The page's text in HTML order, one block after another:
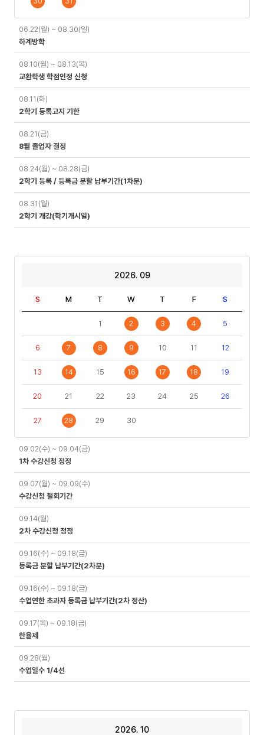
06.22(월) ~ 08.30(일)
하계방학
08.10(월) ~ 08.13(목)
교환학생 학점인정 신청
08.11(화)
2학기 등록고지 기한
08.21(금)
8월 졸업자 결정
08.24(월) ~ 08.28(금)
2학기 등록 / 등록금 분할 납부기간(1차분)
08.31(월)
2학기 개강(학기개시일)
2026. 09
S M T W T F S
1 2 3 4 5
6 7 8 9 10 11 12
13 14 15 16 17 18 19
20 21 22 23 24 25 26
27 28 29 30
09.02(수) ~ 09.04(금)
1차 수강신청 정정
09.07(월) ~ 09.09(수)
수강신청 철회기간
09.14(월)
2차 수강신청 정정
09.16(수) ~ 09.18(금)
등록금 분할 납부기간(2차분)
09.16(수) ~ 09.18(금)
수업연한 초과자 등록금 납부기간(2차 정산)
09.17(목) ~ 09.18(금)
한율제
09.28(월)
수업일수 1/4선
2026. 10